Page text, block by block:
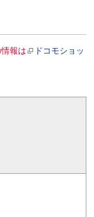
報は
ドコモショッ